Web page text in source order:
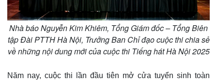
Nhà báo Nguyễn Kim Khiêm, Tổng Giám đốc – Tổng Biên
tập Đài PTTH Hà Nội, Trưởng Ban Chỉ đạo cuộc thi chia sẻ
về những nội dung mới của cuộc thi Tiếng hát Hà Nội 2025
Năm nay, cuộc thi lần đầu tiên mở cửa tuyển sinh toàn